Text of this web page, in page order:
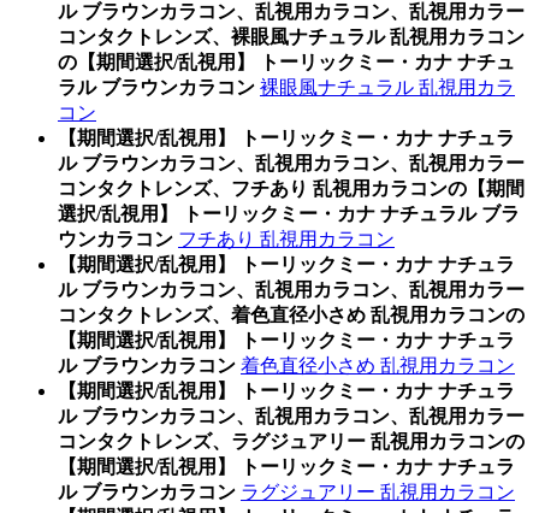
ル ブラウンカラコン、乱視用カラコン、乱視用カラー
コンタクトレンズ、裸眼風ナチュラル 乱視用カラコン
の【期間選択/乱視用】 トーリックミー・カナ ナチュ
ラル ブラウンカラコン 裸眼風ナチュラル 乱視用カラ
コン
【期間選択/乱視用】 トーリックミー・カナ ナチュラ
ル ブラウンカラコン、乱視用カラコン、乱視用カラー
コンタクトレンズ、フチあり 乱視用カラコンの【期間
選択/乱視用】 トーリックミー・カナ ナチュラル ブラ
ウンカラコン フチあり 乱視用カラコン
【期間選択/乱視用】 トーリックミー・カナ ナチュラ
ル ブラウンカラコン、乱視用カラコン、乱視用カラー
コンタクトレンズ、着色直径小さめ 乱視用カラコンの
【期間選択/乱視用】 トーリックミー・カナ ナチュラ
ル ブラウンカラコン 着色直径小さめ 乱視用カラコン
【期間選択/乱視用】 トーリックミー・カナ ナチュラ
ル ブラウンカラコン、乱視用カラコン、乱視用カラー
コンタクトレンズ、ラグジュアリー 乱視用カラコンの
【期間選択/乱視用】 トーリックミー・カナ ナチュラ
ル ブラウンカラコン ラグジュアリー 乱視用カラコン